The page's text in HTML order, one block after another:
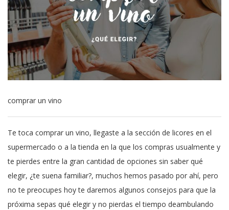
comprar un vino
Te toca comprar un vino, llegaste a la sección de licores en el
supermercado o a la tienda en la que los compras usualmente y
te pierdes entre la gran cantidad de opciones sin saber qué
elegir, ¿te suena familiar?, muchos hemos pasado por ahí, pero
no te preocupes hoy te daremos algunos consejos para que la
próxima sepas qué elegir y no pierdas el tiempo deambulando